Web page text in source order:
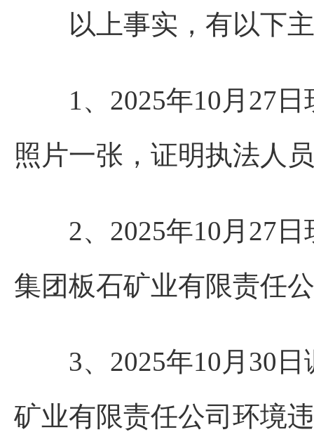
以上事实，有以下主
1、2025年10月27日
照片一张，证明执法人
2、2025年10月27日
集团板石矿业有限责任
3、2025年10月30日
矿业有限责任公司环境